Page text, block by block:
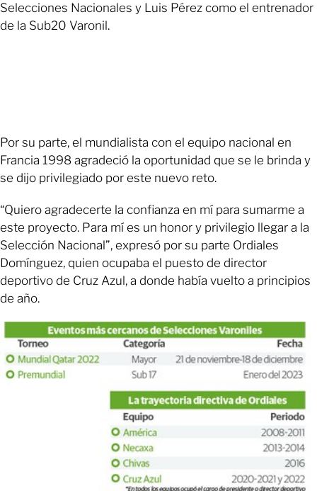
Selecciones Nacionales y Luis Pérez como el entrenador
de la Sub20 Varonil.
Por su parte, el mundialista con el equipo nacional en
Francia 1998 agradeció la oportunidad que se le brinda y
se dijo privilegiado por este nuevo reto.
“Quiero agradecerte la confianza en mí para sumarme a
este proyecto. Para mí es un honor y privilegio llegar a la
Selección Nacional”, expresó por su parte Ordiales
Domínguez, quien ocupaba el puesto de director
deportivo de Cruz Azul, a donde había vuelto a principios
de año.